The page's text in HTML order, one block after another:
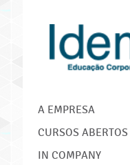
IDEMP
A EMPRESA
CURSOS ABERTOS
IN COMPANY